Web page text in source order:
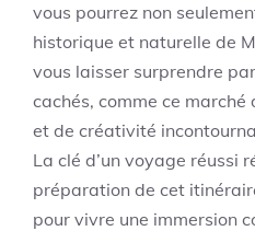
vous pourrez non
historique et naturelle de
vous laisser surprendre
cachés, comme ce marché
et de créativité
La clé d’un voyage réussi
préparation de cet
pour vivre une immersion